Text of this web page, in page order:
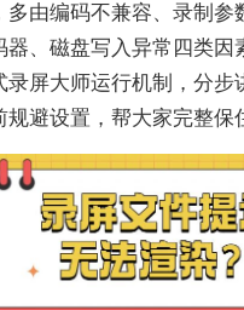
多由编码不兼容、录制参
器、磁盘写入异常四类因
录屏大师运行机制，分步
规避设置，帮大家完整保